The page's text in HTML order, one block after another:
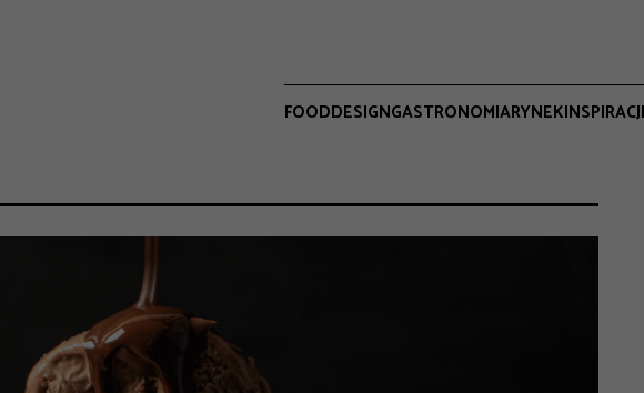
FOODDESIGNGASTRONOMIARYNEK